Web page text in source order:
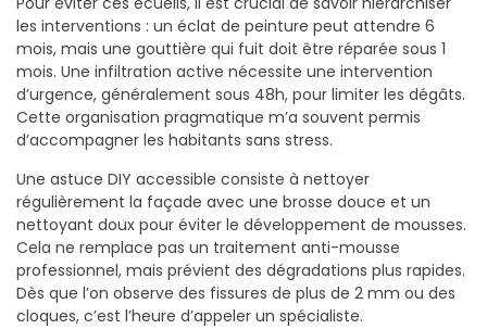
les interventions : un éclat de peinture peut attendre 6
mois, mais une gouttière qui fuit doit être réparée sous 1
mois. Une infiltration active nécessite une intervention
d’urgence, généralement sous 48h, pour limiter les dégâts.
Cette organisation pragmatique m’a souvent permis
d’accompagner les habitants sans stress.
Une astuce DIY accessible consiste à nettoyer
régulièrement la façade avec une brosse douce et un
nettoyant doux pour éviter le développement de mousses.
Cela ne remplace pas un traitement anti-mousse
professionnel, mais prévient des dégradations plus rapides.
Dès que l’on observe des fissures de plus de 2 mm ou des
cloques, c’est l’heure d’appeler un spécialiste.